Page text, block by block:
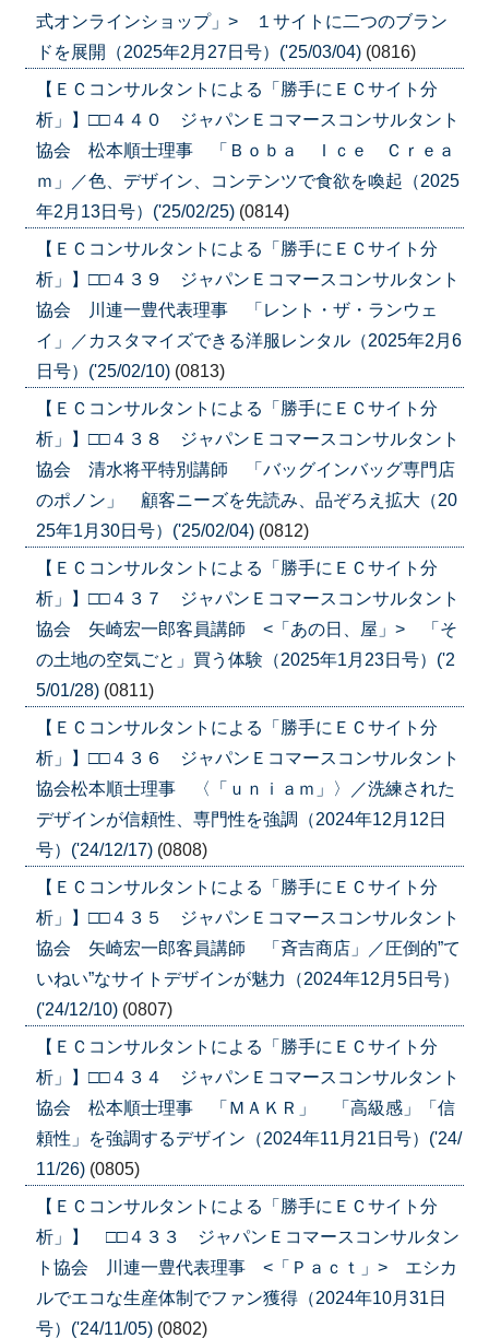
式オンラインショップ」> １サイトに二つのブラン
ドを展開（2025年2月27日号）('25/03/04) (0816)
【ＥＣコンサルタントによる「勝手にＥＣサイト分
析」】□□４４０ ジャパンＥコマースコンサルタント
協会 松本順士理事 「Ｂｏｂａ Ｉｃｅ Ｃｒｅａ
ｍ」／色、デザイン、コンテンツで食欲を喚起（2025
年2月13日号）('25/02/25) (0814)
【ＥＣコンサルタントによる「勝手にＥＣサイト分
析」】□□４３９ ジャパンＥコマースコンサルタント
協会 川連一豊代表理事 「レント・ザ・ランウェ
イ」／カスタマイズできる洋服レンタル（2025年2月6
日号）('25/02/10) (0813)
【ＥＣコンサルタントによる「勝手にＥＣサイト分
析」】□□４３８ ジャパンＥコマースコンサルタント
協会 清水将平特別講師 「バッグインバッグ専門店
のポノン」 顧客ニーズを先読み、品ぞろえ拡大（20
25年1月30日号）('25/02/04) (0812)
【ＥＣコンサルタントによる「勝手にＥＣサイト分
析」】□□４３７ ジャパンＥコマースコンサルタント
協会 矢崎宏一郎客員講師 <「あの日、屋」> 「そ
の土地の空気ごと」買う体験（2025年1月23日号）('2
5/01/28) (0811)
【ＥＣコンサルタントによる「勝手にＥＣサイト分
析」】□□４３６ ジャパンＥコマースコンサルタント
協会松本順士理事 〈「ｕｎｉａｍ」〉／洗練された
デザインが信頼性、専門性を強調（2024年12月12日
号）('24/12/17) (0808)
【ＥＣコンサルタントによる「勝手にＥＣサイト分
析」】□□４３５ ジャパンＥコマースコンサルタント
協会 矢崎宏一郎客員講師 「斉吉商店」／圧倒的”て
いねい”なサイトデザインが魅力（2024年12月5日号）
('24/12/10) (0807)
【ＥＣコンサルタントによる「勝手にＥＣサイト分
析」】□□４３４ ジャパンＥコマースコンサルタント
協会 松本順士理事 「ＭＡＫＲ」 「高級感」「信
頼性」を強調するデザイン（2024年11月21日号）('24/
11/26) (0805)
【ＥＣコンサルタントによる「勝手にＥＣサイト分
析」】 □□４３３ ジャパンＥコマースコンサルタン
ト協会 川連一豊代表理事 <「Ｐａｃｔ」> エシカ
ルでエコな生産体制でファン獲得（2024年10月31日
号）('24/11/05) (0802)